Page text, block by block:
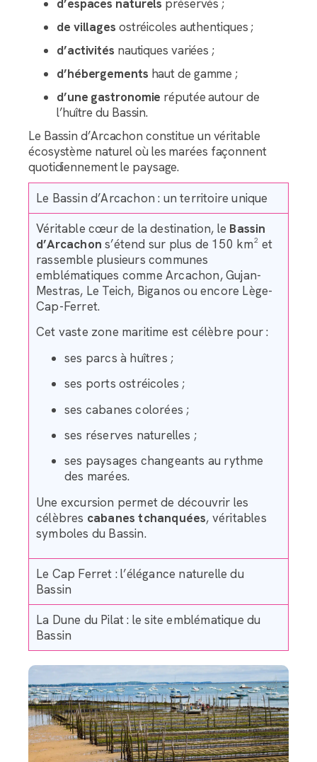
d’espaces naturels préservés ;
de villages ostréicoles authentiques ;
d’activités nautiques variées ;
d’hébergements haut de gamme ;
d’une gastronomie réputée autour de
l’huître du Bassin.
Le Bassin d’Arcachon constitue un véritable
écosystème naturel où les marées façonnent
quotidiennement le paysage.
Le Bassin d’Arcachon : un territoire unique
Véritable cœur de la destination, le Bassin
d’Arcachon s’étend sur plus de 150 km² et
rassemble plusieurs communes
emblématiques comme Arcachon, Gujan-
Mestras, Le Teich, Biganos ou encore Lège-
Cap-Ferret.
Cet vaste zone maritime est célèbre pour :
ses parcs à huîtres ;
ses ports ostréicoles ;
ses cabanes colorées ;
ses réserves naturelles ;
ses paysages changeants au rythme
des marées.
Une excursion permet de découvrir les
célèbres cabanes tchanquées, véritables
symboles du Bassin.
Le Cap Ferret : l’élégance naturelle du
Bassin
La Dune du Pilat : le site emblématique du
Bassin